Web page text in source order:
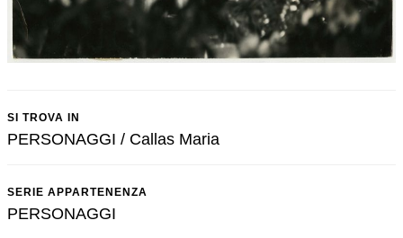
SI TROVA IN
PERSONAGGI / Callas Maria
SERIE APPARTENENZA
PERSONAGGI